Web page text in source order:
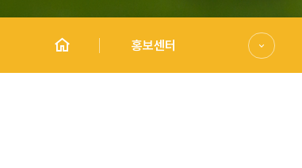
홍보센터